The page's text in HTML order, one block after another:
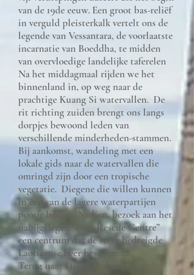
van de 19de eeuw. Een groot bas-reliëf
in verguld pleisterkalk vertelt ons de
legende van Vessantara, de voorlaatste
incarnatie van Boeddha, te midden
van overvloedige landelijke taferelen
Na het middagmaal rijden we het
binnenland in, op weg naar de
prachtige Kuang Si watervallen. De
rit richting zuiden brengt ons langs
dorpjes bewoond leden van
verschillende minderheden-stammen.
Bij aankomst, wandeling met een
lokale gids naar de watervallen die
omringd zijn door een tropische
vegetatie. Diegene die willen kunnen
in één van de lagere waterpartijen
pootje baden. Nadien, bezoek aan het
nabijgelegen “Bear Rescue Centre”
een centrum dat de sterk bedreigde
Laotiaanse beer beschermt.
Terug naar Luang Prabang waar